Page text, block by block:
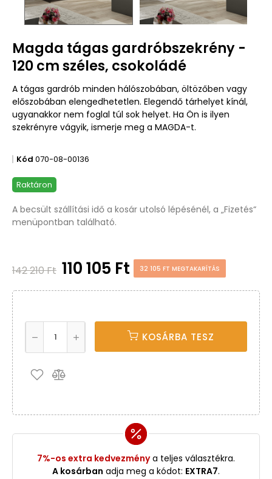
Magda tágas gardróbszekrény -
120 cm széles, csokoládé
A tágas gardrób minden hálószobában, öltözőben vagy
előszobában elengedhetetlen. Elegendő tárhelyet kínál,
ugyanakkor nem foglal túl sok helyet. Ha Ön is ilyen
szekrényre vágyik, ismerje meg a MAGDA-t.
Kód 070-08-00136
Raktáron
A becsült szállítási idő a kosár utolsó lépésénél, a „Fizetés“
menüpontban található.
142 210 Ft 110 105 Ft 32 105 FT MEGTAKARÍTÁS
KOSÁRBA TESZ
7%-os extra kedvezménya teljes választékra.
A kosárban adja meg a kódot: EXTRA7.